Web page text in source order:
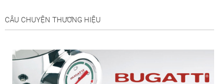
CÂU CHUYỆN THƯƠNG HIỆU